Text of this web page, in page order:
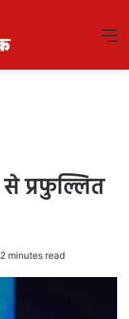
प्रफुल्लित
2 minutes read